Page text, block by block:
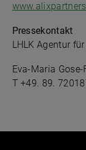
Pressekontakt
LHLK Agentur
Eva-Maria
T +49. 89.